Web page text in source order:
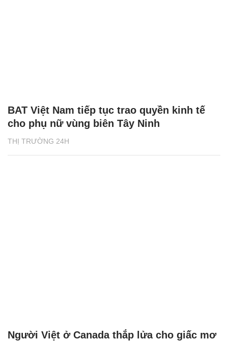
THỊ TRƯỜNG 24H
BAT Việt Nam tiếp tục trao quyền kinh tế
cho phụ nữ vùng biên Tây Ninh
Người Việt ở Canada thắp lửa cho giấc mơ